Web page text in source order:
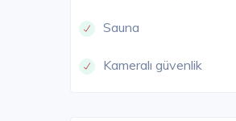
Sauna
Kameralı güvenlik